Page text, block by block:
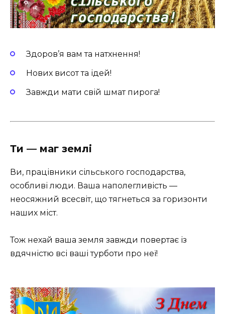
Здоров’я вам та натхнення!
Нових висот та ідей!
Завжди мати свій шмат пирога!
Ти — маг землі
Ви, працівники сільського господарства,
особливі люди. Ваша наполегливість —
неосяжний всесвіт, що тягнеться за горизонти
наших міст.
Тож нехай ваша земля завжди повертає із
вдячністю всі ваші турботи про неї!